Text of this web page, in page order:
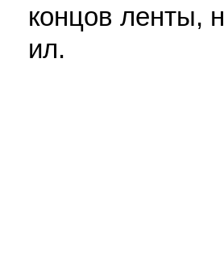
концов ленты,
ил.